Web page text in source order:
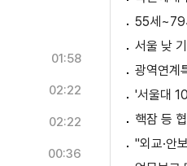
01:58
02:22
02:22
00:36